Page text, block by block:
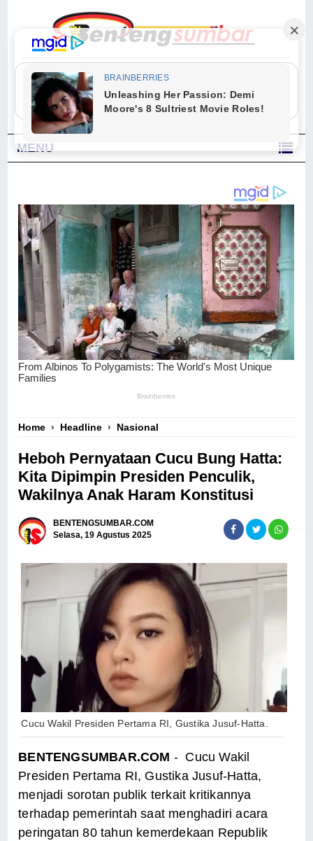
"Sesungguhnya Allah dan para malaikat-Nya berselawat untuk Nabi.
Wahai orang-orang yang beriman, berselawatlah kamu untuk Nabi dan
ucapkanlah salam dengan penuh penghormatan kepadanya." (Qs. Al
Ahzab Ayat 56)
MENU
Home › Headline › Nasional
Heboh Pernyataan Cucu Bung Hatta:
Kita Dipimpin Presiden Penculik,
Wakilnya Anak Haram Konstitusi
BENTENGSUMBAR.COM
Selasa, 19 Agustus 2025
Cucu Wakil Presiden Pertama RI, Gustika Jusuf-Hatta.
BENTENGSUMBAR.COM - Cucu Wakil
Presiden Pertama RI, Gustika Jusuf-Hatta,
menjadi sorotan publik terkait kritikannya
terhadap pemerintah saat menghadiri acara
peringatan 80 tahun kemerdekaan Republik